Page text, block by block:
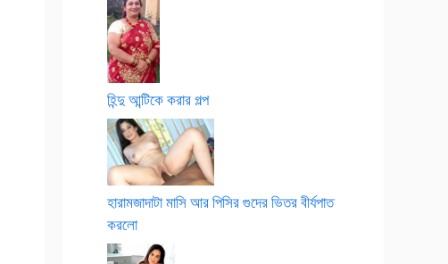
হিন্দু আন্টিকে করার গল্প
হারামজাদাটা মাসি আর পিসির গুদের ভিতর বীর্যপাত
করলো